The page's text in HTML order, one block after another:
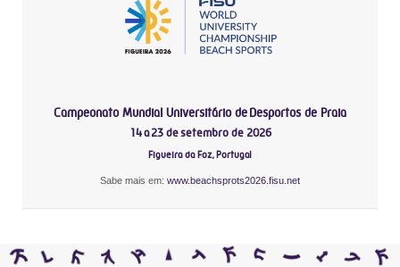
Campeonato Mundial Universitário de Desportos de Praia
14 a 23 de setembro de 2026
Figueira da Foz, Portugal
Sabe mais em: www.beachsprots2026.fisu.net